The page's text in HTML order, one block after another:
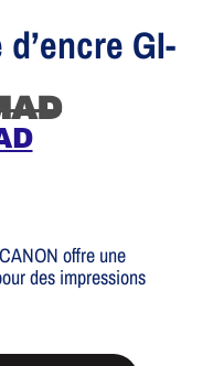
d’encre GI-
offre une
des impressions